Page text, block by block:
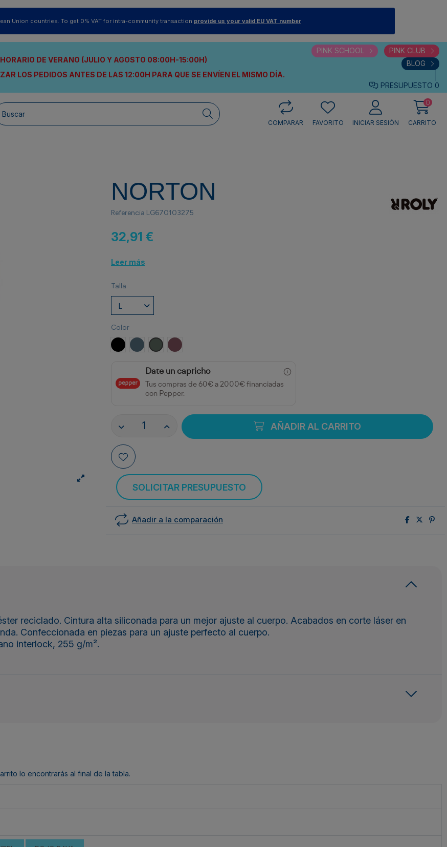
Union countries. To get 0% VAT for intra-community transaction provide us your valid EU VAT number
HORARIO DE VERANO (JULIO Y AGOSTO 08:00H-15:00H)
LOS PEDIDOS ANTES DE LAS 12:00H PARA QUE SE ENVÍEN EL MISMO DÍA.
PINK SCHOOL
PINK CLUB
BLOG
PRESUPUESTO 0
COMPARAR
FAVORITO INICIAR SESIÓN
0
CARRITO
NORTON
Referencia LG670103275
32,91 €
Leer más
Talla
Color
NEGRO AZUL TORMENTA
VERDE LAUREL
ROJO BAYA
Date un capricho
Tus compras de 60€ a 2000€ financiadas
con Pepper.
AÑADIR AL CARRITO
SOLICITAR PRESUPUESTO
Añadir a la comparación
reciclado. Cintura alta siliconada para un mejor ajuste al cuerpo. Acabados en corte láser en
Confeccionada en piezas para un ajuste perfecto al cuerpo.
interlock, 255 g/m².
lo encontrarás al final de la tabla.